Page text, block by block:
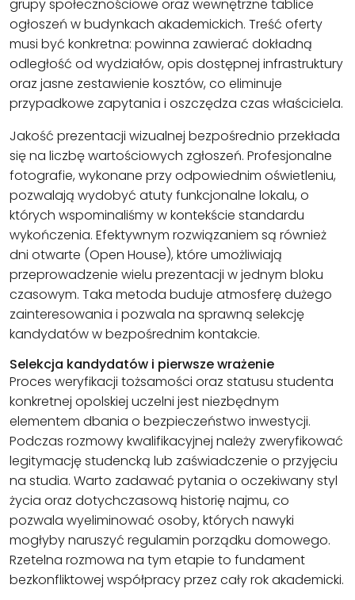
grupy społecznościowe oraz wewnętrzne tablice
ogłoszeń w budynkach akademickich. Treść oferty
musi być konkretna: powinna zawierać dokładną
odległość od wydziałów, opis dostępnej infrastruktury
oraz jasne zestawienie kosztów, co eliminuje
przypadkowe zapytania i oszczędza czas właściciela.
Jakość prezentacji wizualnej bezpośrednio przekłada
się na liczbę wartościowych zgłoszeń. Profesjonalne
fotografie, wykonane przy odpowiednim oświetleniu,
pozwalają wydobyć atuty funkcjonalne lokalu, o
których wspominaliśmy w kontekście standardu
wykończenia. Efektywnym rozwiązaniem są również
dni otwarte (Open House), które umożliwiają
przeprowadzenie wielu prezentacji w jednym bloku
czasowym. Taka metoda buduje atmosferę dużego
zainteresowania i pozwala na sprawną selekcję
kandydatów w bezpośrednim kontakcie.
Selekcja kandydatów i pierwsze wrażenie
Proces weryfikacji tożsamości oraz statusu studenta
konkretnej opolskiej uczelni jest niezbędnym
elementem dbania o bezpieczeństwo inwestycji.
Podczas rozmowy kwalifikacyjnej należy zweryfikować
legitymację studencką lub zaświadczenie o przyjęciu
na studia. Warto zadawać pytania o oczekiwany styl
życia oraz dotychczasową historię najmu, co
pozwala wyeliminować osoby, których nawyki
mogłyby naruszyć regulamin porządku domowego.
Rzetelna rozmowa na tym etapie to fundament
bezkonfliktowej współpracy przez cały rok akademicki.